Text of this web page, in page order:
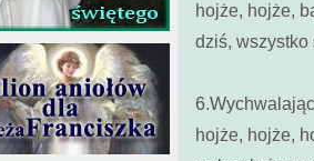
hojże, hojże,
dziś, wszystko
hojże, hojże,